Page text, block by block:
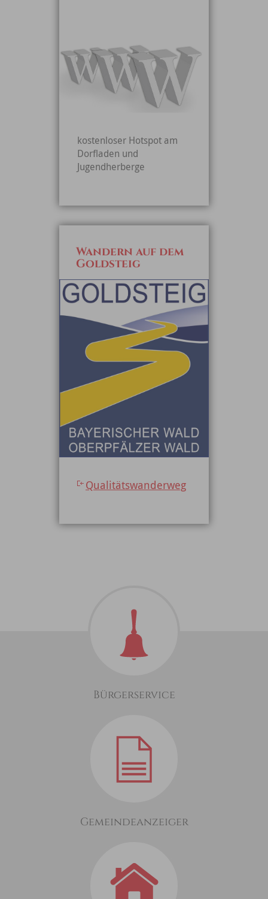
kostenloser Hotspot am
Dorfladen und
Jugendherberge
Wandern auf dem
Goldsteig
Qualitätswanderweg
Bürgerservice
Gemeindeanzeiger